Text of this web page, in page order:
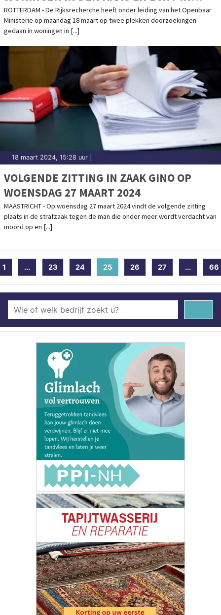
ROTTERDAMS FRAUDEONDERZOEK
ROTTERDAM - De Rijksrecherche heeft onder leiding van het Openbaar
Ministerie op maandag 18 maart op twee plekken doorzoekingen
gedaan in woningen in [...]
18 maart 2024, 15:28 uur
VOLGENDE ZITTING IN ZAAK GINO OP
WOENSDAG 27 MAART 2024
MAASTRICHT - Op woensdag 27 maart 2024 vindt de volgende zitting
plaats in de strafzaak tegen de man die onder meer wordt verdacht van
moord op en [...]
1 ... 23 24 25(current)
26 27 ... 66